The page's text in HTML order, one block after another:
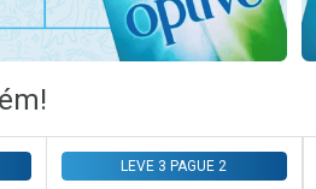
Comprar sem Desconto
Por R$ 55,85/cada
Comprar sem Desconto
Por R$ 55,85/cada
LEVE 3 PAGUE 2